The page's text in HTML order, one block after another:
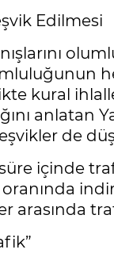
Edilmesi
kural
anlatan
de
içinde
arasında